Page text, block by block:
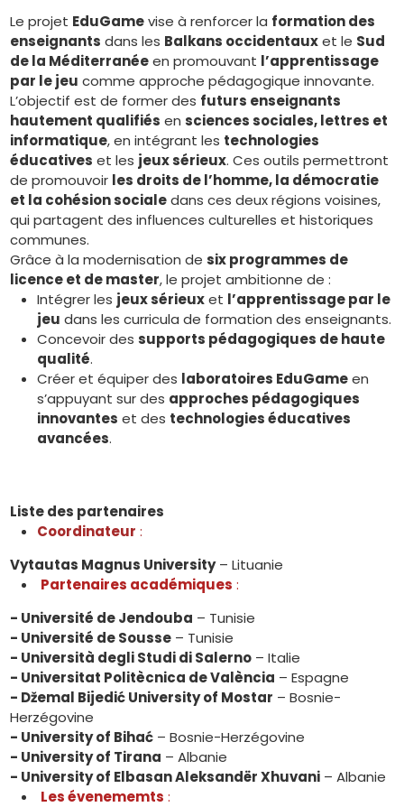
Le projet EduGamevise à renforcer la formation des
enseignants dans les Balkans occidentauxet le Sud
de la Méditerranéeen promouvant l’apprentissage
par le jeu comme approche pédagogique innovante.
L’objectif est de former des futurs enseignants
hautement qualifiés ensciences sociales, lettres et
informatique, en intégrant les technologies
éducatives et les jeux sérieux. Ces outils permettront
de promouvoir les droits de l’homme, la démocratie
et la cohésion socialedans ces deux régions voisines,
qui partagent des influences culturelles et historiques
communes.
Grâce à la modernisation desix programmes de
licence et de master, le projet ambitionne de :
Intégrer les jeux sérieuxet l’apprentissage par le
jeu dans les curricula de formation des enseignants.
Concevoir dessupports pédagogiques de haute
qualité.
Créer et équiper des laboratoires EduGameen
s’appuyant sur des approches pédagogiques
innovantes et des technologies éducatives
avancées.
Liste des partenaires
Coordinateur :
Vytautas Magnus University– Lituanie
Partenaires académiques :
- Université de Jendouba – Tunisie
- Université de Sousse – Tunisie
- Università degli Studi di Salerno – Italie
- Universitat Politècnica de València – Espagne
- Džemal Bijedić University of Mostar – Bosnie-
Herzégovine
- University of Bihać – Bosnie-Herzégovine
- University of Tirana – Albanie
- University of Elbasan Aleksandër Xhuvani – Albanie
Les évenememts :